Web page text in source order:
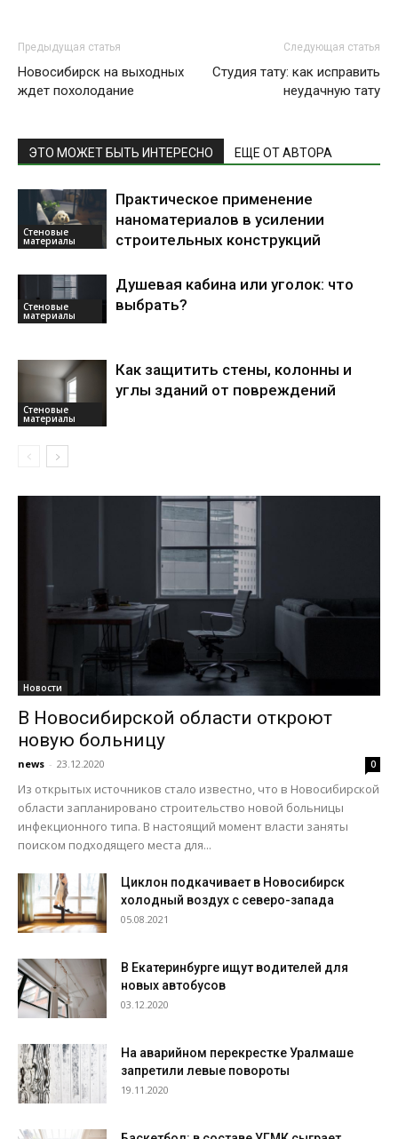
Предыдущая статья
Новосибирск на выходных
ждет похолодание
Следующая статья
Студия тату: как исправить
неудачную тату
ЭТО МОЖЕТ БЫТЬ ИНТЕРЕСНО ЕЩЕ ОТ АВТОРА
Стеновые
материалы
Практическое применение
наноматериалов в усилении
строительных конструкций
Стеновые
материалы
Душевая кабина или уголок: что
выбрать?
Стеновые
материалы
Как защитить стены, колонны и
углы зданий от повреждений
Новости
В Новосибирской области откроют
новую больницу
news - 23.12.2020 0
Из открытых источников стало известно, что в Новосибирской
области запланировано строительство новой больницы
инфекционного типа. В настоящий момент власти заняты
поиском подходящего места для...
Циклон подкачивает в Новосибирск
холодный воздух с северо-запада
05.08.2021
В Екатеринбурге ищут водителей для
новых автобусов
03.12.2020
На аварийном перекрестке Уралмаше
запретили левые повороты
19.11.2020